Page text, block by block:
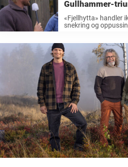
Gullhammer-
«Fjellhytta» handler
snekring og
kombinasjonen av
motgang som gjør at